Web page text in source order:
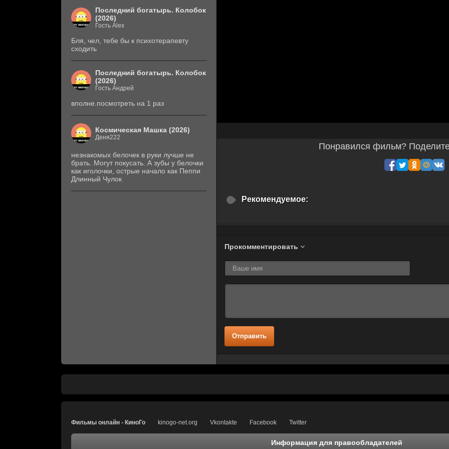
Понравился фильм?
Рекомендуемое:
Прокомментировать
Отправить
Последний богатырь. Колобок
(2026)
Гость Alex
Бля, чел, тебе бы к психотерапевту
сходить
Последний богатырь. Колобок
(2026)
Гость Андрей
вполне.посмотреть на 1 раз
Космическая Машка (2026)
Деня222
незнакомых белочек в руки лучше не
брать. Могут покусать. А зубы у белочки
как иголочки, острые начало как Пеппи
Длинный Чулок
Фильмы онлайн - КиноГо kinogo-net.org Vkontakte Facebook Twitter
Информация для правообладателей